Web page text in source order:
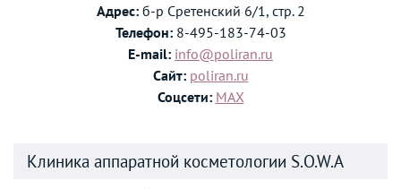
Адрес:б-р Сретенский 6/1, стр. 2
Телефон:8-495-183-74-03
E-mail: info@poliran.ru
Сайт: poliran.ru
Соцсети: MAX
Клиника аппаратной косметологии S.O.W.A